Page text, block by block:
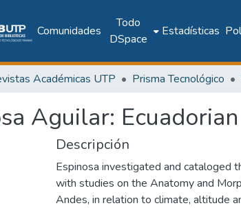
Comunidades
Todo
DSpace
Estadísticas
Académicas UTP Prisma Tecnológico
Aguilar:
Descripción
Espinosa investigated and cataloged
with studies on the Anatomy and
Andes, in relation to climate, altitude